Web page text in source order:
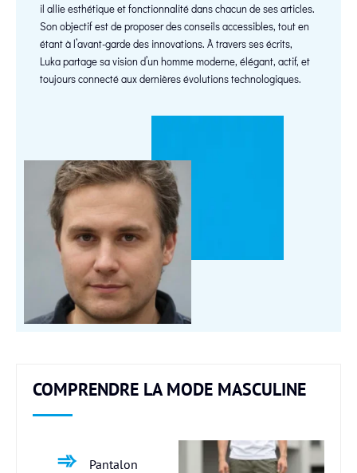
il allie esthétique et fonctionnalité dans chacun de ses articles.
Son objectif est de proposer des conseils accessibles, tout en
étant à l’avant-garde des innovations. À travers ses écrits,
Luka partage sa vision d’un homme moderne, élégant, actif, et
toujours connecté aux dernières évolutions technologiques.
COMPRENDRE LA MODE MASCULINE
Pantalon